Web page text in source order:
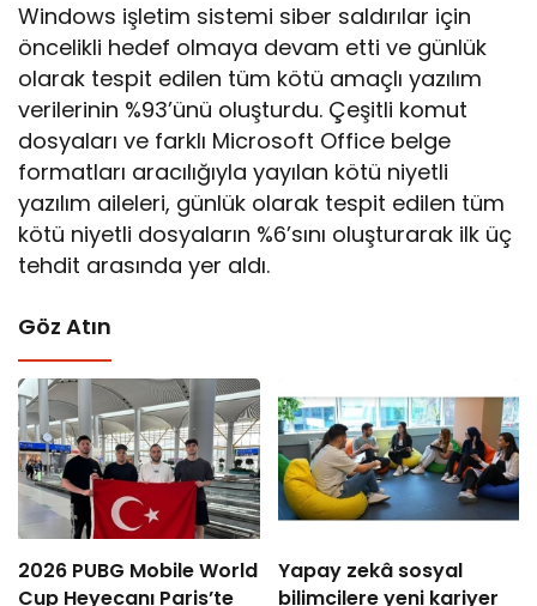
Windows işletim sistemi siber saldırılar için
öncelikli hedef olmaya devam etti ve günlük
olarak tespit edilen tüm kötü amaçlı yazılım
verilerinin %93’ünü oluşturdu. Çeşitli komut
dosyaları ve farklı Microsoft Office belge
formatları aracılığıyla yayılan kötü niyetli
yazılım aileleri, günlük olarak tespit edilen tüm
kötü niyetli dosyaların %6’sını oluşturarak ilk üç
tehdit arasında yer aldı.
Göz Atın
2026 PUBG Mobile World
Cup Heyecanı Paris’te
Yapay zekâ sosyal
bilimcilere yeni kariyer